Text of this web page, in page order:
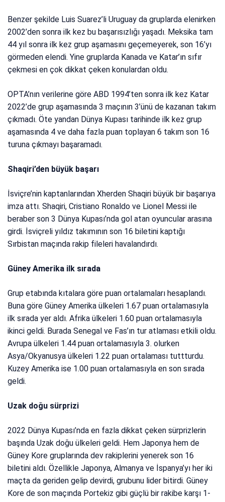
Benzer şekilde Luis Suarez’li Uruguay da gruplarda elenirken
2002’den sonra ilk kez bu başarısızlığı yaşadı. Meksika tam
44 yıl sonra ilk kez grup aşamasını geçemeyerek, son 16’yı
görmeden elendi. Yine gruplarda Kanada ve Katar’ın sıfır
çekmesi en çok dikkat çeken konulardan oldu.
OPTA’nın verilerine göre ABD 1994’ten sonra ilk kez Katar
2022’de grup aşamasında 3 maçının 3’ünü de kazanan takım
çıkmadı. Öte yandan Dünya Kupası tarihinde ilk kez grup
aşamasında 4 ve daha fazla puan toplayan 6 takım son 16
turuna çıkmayı başaramadı.
Shaqiri’den büyük başarı
İsviçre’nin kaptanlarından Xherden Shaqiri büyük bir başarıya
imza attı. Shaqiri, Cristiano Ronaldo ve Lionel Messi ile
beraber son 3 Dünya Kupası’nda gol atan oyuncular arasına
girdi. İsviçreli yıldız takımının son 16 biletini kaptığı
Sırbistan maçında rakip fileleri havalandırdı.
Güney Amerika ilk sırada
Grup etabında kıtalara göre puan ortalamaları hesaplandı.
Buna göre Güney Amerika ülkeleri 1.67 puan ortalamasıyla
ilk sırada yer aldı. Afrika ülkeleri 1.60 puan ortalamasıyla
ikinci geldi. Burada Senegal ve Fas’ın tur atlaması etkili oldu.
Avrupa ülkeleri 1.44 puan ortalamasıyla 3. olurken
Asya/Okyanusya ülkeleri 1.22 puan ortalaması tuttturdu.
Kuzey Amerika ise 1.00 puan ortalamasıyla en son sırada
geldi.
Uzak doğu sürprizi
2022 Dünya Kupası’nda en fazla dikkat çeken sürprizlerin
başında Uzak doğu ülkeleri geldi. Hem Japonya hem de
Güney Kore gruplarında dev rakiplerini yenerek son 16
biletini aldı. Özellikle Japonya, Almanya ve İspanya’yı her iki
maçta da geriden gelip devirdi, grubunu lider bitirdi. Güney
Kore de son maçında Portekiz gibi güçlü bir rakibe karşı 1-